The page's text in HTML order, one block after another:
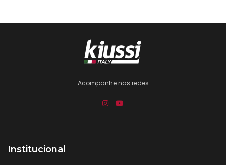
Acompanhe nas redes
Institucional